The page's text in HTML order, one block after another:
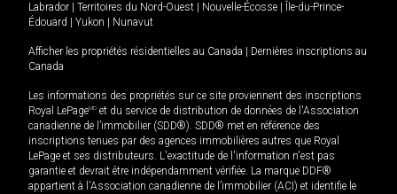
Labrador
Territoires du Nord-Ouest Nouvelle-Écosse
Île-du-Prince-
Édouard
Yukon Nunavut
Afficher les propriétés résidentielles au Canada
Dernières inscriptions au
Canada
Les informations des propriétés sur ce site proviennent des inscriptions
Royal LePageMD et du service de distribution de données de l'Association
canadienne de l’immobilier (SDD®). SDD® met en référence des
inscriptions tenues par des agences immobilières autres que Royal
LePage et ses distributeurs. L'exactitude de l'information n'est pas
garantie et devrait être indépendamment vérifiée. La marque DDF®
appartient à l'Association canadienne de l’immobilier (ACI) et identifie le